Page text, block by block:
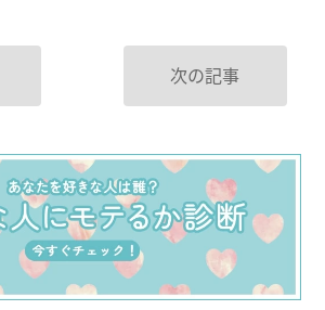
次の記事